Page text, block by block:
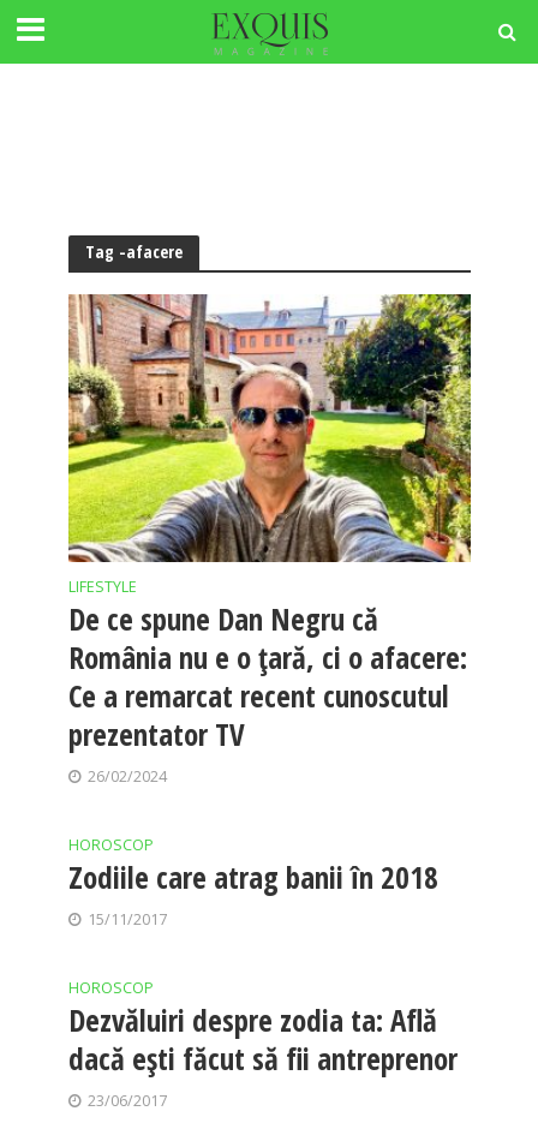
Tag -afacere
LIFESTYLE
De ce spune Dan Negru că
România nu e o țară, ci o afacere:
Ce a remarcat recent cunoscutul
prezentator TV
26/02/2024
HOROSCOP
Zodiile care atrag banii în 2018
15/11/2017
HOROSCOP
Dezvăluiri despre zodia ta: Află
dacă eşti făcut să fii antreprenor
23/06/2017